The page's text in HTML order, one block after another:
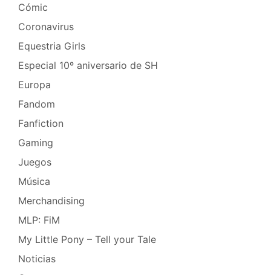
Cómic
Coronavirus
Equestria Girls
Especial 10º aniversario de SH
Europa
Fandom
Fanfiction
Gaming
Juegos
Música
Merchandising
MLP: FiM
My Little Pony – Tell your Tale
Noticias